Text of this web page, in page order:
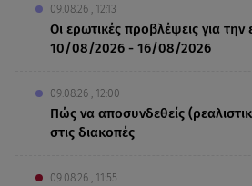
09.08.26 , 12:13
Οι ερωτικές προβλέψεις για
10/08/2026 - 16/08/2026
09.08.26 , 12:00
Πώς να αποσυνδεθείς
στις διακοπές
09.08.26 , 11:55